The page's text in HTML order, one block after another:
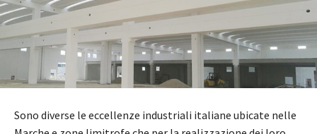
Sono diverse le eccellenze industriali italiane ubicate nelle